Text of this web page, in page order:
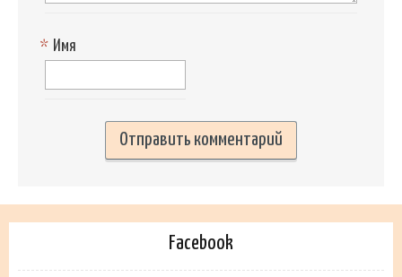
Имя
*
Facebook